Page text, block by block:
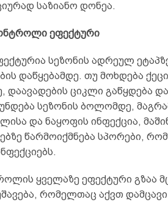
საზიანო დონეა.
ეფექტური
სეზონის ადრეულ
დაწყებამდე. თუ მოხდება
დაავადების ციკლი გაწყდება
სეზონის ბოლომდე,
და ნაყოფის ინფექცია,
წარმოიქმნება სპორები,
ყველაზე ეფექტური გზაა
რომელთაც აქვთ